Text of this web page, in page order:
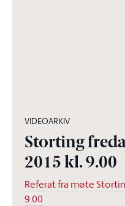
VIDEOARKIV
Storting
2015 kl. 9.00
Referat fra møte
9.00